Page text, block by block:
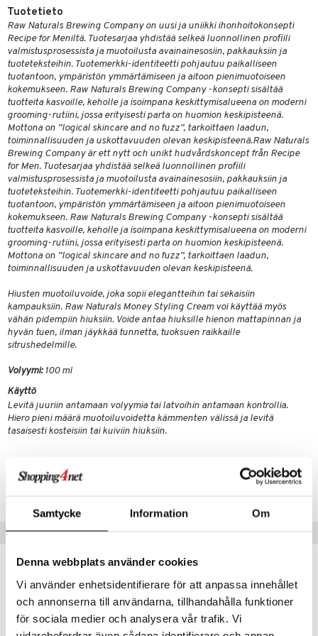
Samtycke Information Om
Denna webbplats använder cookies
Vi använder enhetsidentifierare för att anpassa innehållet
och annonserna till användarna, tillhandahålla funktioner
för sociala medier och analysera vår trafik. Vi
Tuotetieto
Raw Naturals Brewing Company on uusi ja uniikki ihonhoitokonsepti
Recipe for Meniltä. Tuotesarjaa yhdistää selkeä luonnollinen profiili
valmistusprosessista ja muotoilusta avainainesosiin, pakkauksiin ja
tuoteteksteihin. Tuotemerkki-identiteetti pohjautuu paikalliseen
tuotantoon, ympäristön ymmärtämiseen ja aitoon pienimuotoiseen
kokemukseen. Raw Naturals Brewing Company -konsepti sisältää
tuotteita kasvoille, keholle ja isoimpana keskittymisalueena on moderni
grooming-rutiini, jossa erityisesti parta on huomion keskipisteenä.
Mottona on ”logical skincare and no fuzz”, tarkoittaen laadun,
toiminnallisuuden ja uskottavuuden olevan keskipisteenä.Raw Naturals
Brewing Company är ett nytt och unikt hudvårdskoncept från Recipe
for Men. Tuotesarjaa yhdistää selkeä luonnollinen profiili
valmistusprosessista ja muotoilusta avainainesosiin, pakkauksiin ja
tuoteteksteihin. Tuotemerkki-identiteetti pohjautuu paikalliseen
tuotantoon, ympäristön ymmärtämiseen ja aitoon pienimuotoiseen
kokemukseen. Raw Naturals Brewing Company -konsepti sisältää
tuotteita kasvoille, keholle ja isoimpana keskittymisalueena on moderni
grooming-rutiini, jossa erityisesti parta on huomion keskipisteenä.
Mottona on ”logical skincare and no fuzz”, tarkoittaen laadun,
toiminnallisuuden ja uskottavuuden olevan keskipisteenä.
Hiusten muotoiluvoide, joka sopii elegantteihin tai sekaisiin
kampauksiin. Raw Naturals Money Styling Cream voi käyttää myös
vähän pidempiin hiuksiin. Voide antaa hiuksille hienon mattapinnan ja
hyvän tuen, ilman jäykkää tunnetta, tuoksuen raikkaille
sitrushedelmille.
Volyymi:100 ml
Käyttö
Levitä juuriin antamaan volyymia tai latvoihin antamaan kontrollia.
Hiero pieni määrä muotoiluvoidetta kämmenten välissä ja levitä
tasaisesti kosteisiin tai kuiviin hiuksiin.
Tuotenumero
& Viikset
& saippuat
1: Puhdistus
2: Kirkastus
3: Kosteutus
ja Vartalonhoito
ja naamiot
Huulten Hoito
Elixir
Happy
Happy For Men
Miehille
& Soujaus
& Ihonpuhdistus
& vastauksia